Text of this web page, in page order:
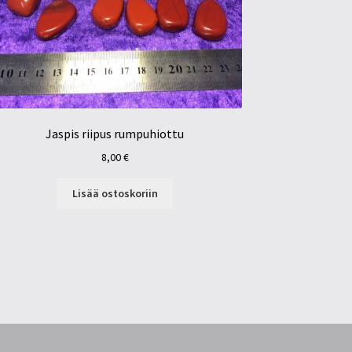
Jaspis riipus rumpuhiottu
8,00€
Lisää ostoskoriin